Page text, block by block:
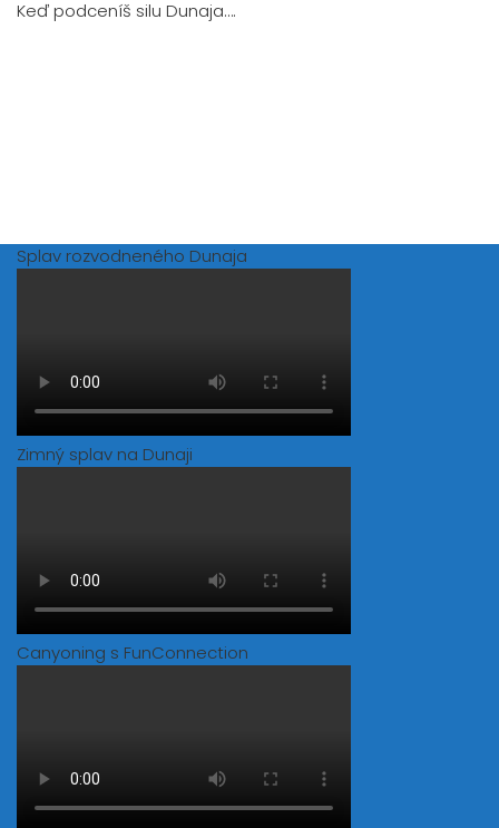
Keď podceníš silu Dunaja….
Splav rozvodneného Dunaja
Zimný splav na Dunaji
Canyoning s FunConnection